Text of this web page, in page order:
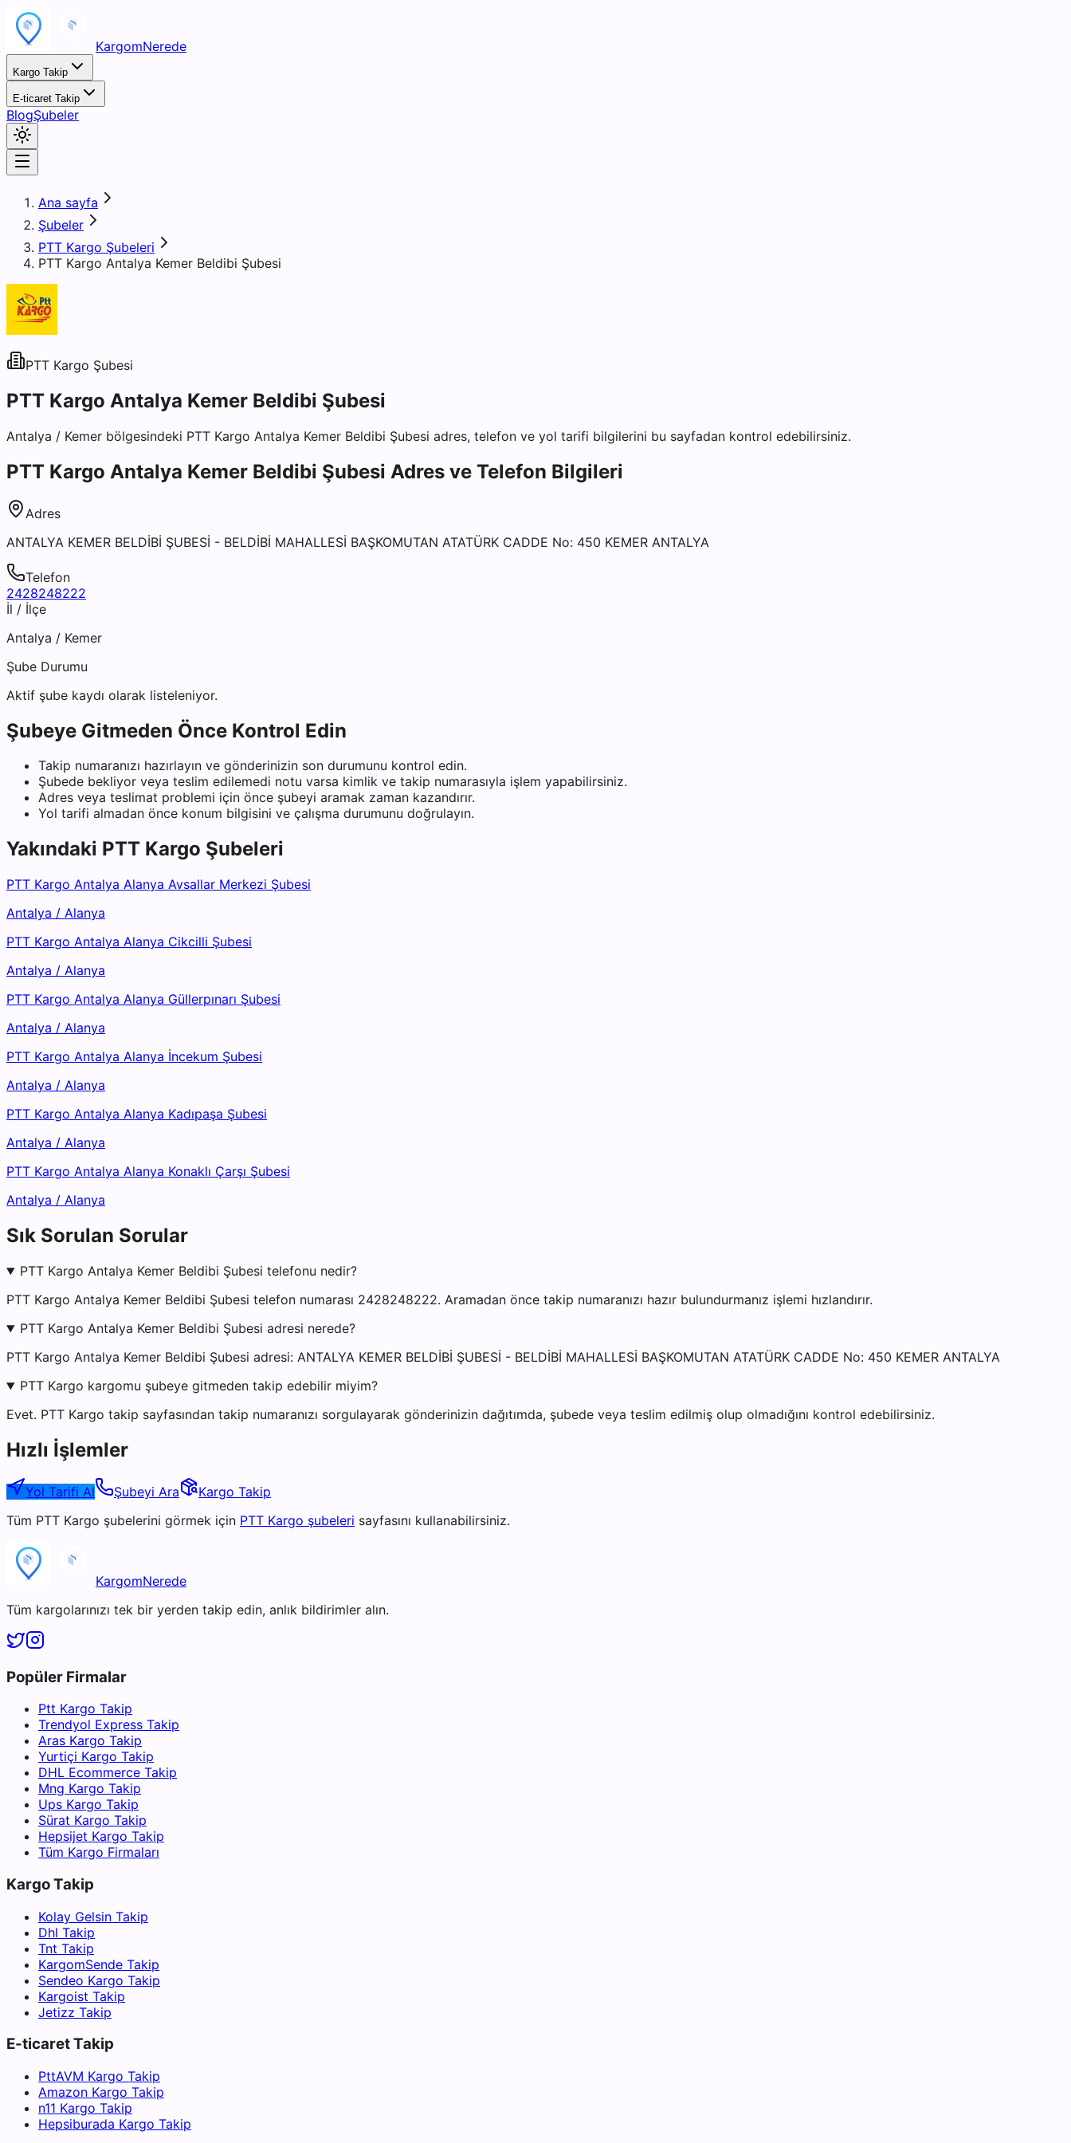
KargomNerede
Kargo Takip
E-ticaret Takip
BlogŞubeler
Ana sayfa
Şubeler
PTT Kargo Şubeleri
PTT Kargo Antalya Kemer Beldibi Şubesi
PTT Kargo Şubesi
PTT Kargo Antalya Kemer Beldibi Şubesi
Antalya / Kemer bölgesindeki PTT Kargo Antalya Kemer Beldibi Şubesi adres, telefon ve yol tarifi bilgilerini bu sayfadan kontrol edebilirsiniz.
PTT Kargo Antalya Kemer Beldibi Şubesi Adres ve Telefon Bilgileri
Adres
ANTALYA KEMER BELDİBİ ŞUBESİ - BELDİBİ MAHALLESİ BAŞKOMUTAN ATATÜRK CADDE No: 450 KEMER ANTALYA
Telefon
2428248222
İl / İlçe
Antalya / Kemer
Şube Durumu
Aktif şube kaydı olarak listeleniyor.
Şubeye Gitmeden Önce Kontrol Edin
Takip numaranızı hazırlayın ve gönderinizin son durumunu kontrol edin.
Şubede bekliyor veya teslim edilemedi notu varsa kimlik ve takip numarasıyla işlem yapabilirsiniz.
Adres veya teslimat problemi için önce şubeyi aramak zaman kazandırır.
Yol tarifi almadan önce konum bilgisini ve çalışma durumunu doğrulayın.
Yakındaki PTT Kargo Şubeleri
PTT Kargo Antalya Alanya Avsallar Merkezi Şubesi
Antalya / Alanya
PTT Kargo Antalya Alanya Cikcilli Şubesi
Antalya / Alanya
PTT Kargo Antalya Alanya Güllerpınarı Şubesi
Antalya / Alanya
PTT Kargo Antalya Alanya İncekum Şubesi
Antalya / Alanya
PTT Kargo Antalya Alanya Kadıpaşa Şubesi
Antalya / Alanya
PTT Kargo Antalya Alanya Konaklı Çarşı Şubesi
Antalya / Alanya
Sık Sorulan Sorular
PTT Kargo Antalya Kemer Beldibi Şubesi telefonu nedir?
PTT Kargo Antalya Kemer Beldibi Şubesi telefon numarası 2428248222. Aramadan önce takip numaranızı hazır bulundurmanız işlemi hızlandırır.
PTT Kargo Antalya Kemer Beldibi Şubesi adresi nerede?
PTT Kargo Antalya Kemer Beldibi Şubesi adresi: ANTALYA KEMER BELDİBİ ŞUBESİ - BELDİBİ MAHALLESİ BAŞKOMUTAN ATATÜRK CADDE No: 450 KEMER ANTALYA
PTT Kargo kargomu şubeye gitmeden takip edebilir miyim?
Evet. PTT Kargo takip sayfasından takip numaranızı sorgulayarak gönderinizin dağıtımda, şubede veya teslim edilmiş olup olmadığını kontrol edebilirsiniz.
Hızlı İşlemler
Yol Tarifi Al Şubeyi Ara
Kargo Takip
Tüm PTT Kargo şubelerini görmek için PTT Kargo şubeleri sayfasını kullanabilirsiniz.
KargomNerede
Tüm kargolarınızı tek bir yerden takip edin, anlık bildirimler alın.
Popüler Firmalar
Ptt Kargo Takip
Trendyol Express Takip
Aras Kargo Takip
Yurtiçi Kargo Takip
DHL Ecommerce Takip
Mng Kargo Takip
Ups Kargo Takip
Sürat Kargo Takip
Hepsijet Kargo Takip
Tüm Kargo Firmaları
Kargo Takip
Kolay Gelsin Takip
Dhl Takip
Tnt Takip
KargomSende Takip
Sendeo Kargo Takip
Kargoist Takip
Jetizz Takip
E-ticaret Takip
PttAVM Kargo Takip
Amazon Kargo Takip
n11 Kargo Takip
Hepsiburada Kargo Takip